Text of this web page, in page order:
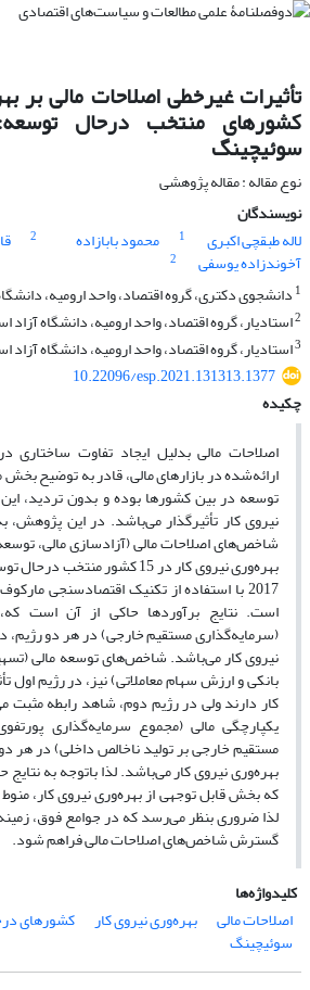
تأثیرات غیرخطی اصلاحات مالی بر
کشورهای منتخب درحال
سوئیچینگ
نوع مقاله : مقاله پژوهشی
نویسندگان
لاله طبقچی اکبری
1 محمود بابازاده 2
آخوندزاده یوسفی
2
1 دانشجوی دکتری، گروه اقتصاد، واحد ارومیه،
2استادیار، گروه اقتصاد، واحد ارومیه، دانشگاه آزاد
3استادیار، گروه اقتصاد، واحد ارومیه، دانشگاه آزاد
10.22096/esp.2021.131313.1377
چکیده
اصلاحات مالی بدلیل ایجاد تفاوت
ارائه‌شده در بازارهای مالی، قادر به توضیح
توسعه در بین کشورها بوده و بدون تردید،
نیروی کار تأثیرگذار می‌باشد. در این
شاخص‌های اصلاحات مالی (آزادسازی مالی،
2017 با استفاده از تکنیک اقتصادسنجی
است. نتایج برآوردها حاکی از آن است
(سرمایه‌‌گذاری مستقیم خارجی) در هر دو رژیم،
نیروی کار می‌باشد. شاخص‌های توسعه مالی
بانکی و ارزش سهام معاملاتی) نیز، در رژیم اول
کار دارند ولی در رژیم دوم، شاهد رابطه
یکپارچگی مالی (مجموع سرمایه‌‌گذاری
مستقیم خارجی بر تولید ناخالص داخلی) در هر دو
بهره‌وری نیروی کار می‌باشد. لذا باتوجه به
که بخش قابل توجهی از بهره‌وری نیروی کار،
لذا ضروری بنظر می‌رسد که در جوامع فوق،
گسترش شاخص‌های اصلاحات مالی فراهم شود.
کلیدواژه‌ها
اصلاحات مالی
بهره‌وری نیروی کار کشورهای
سوئیچینگ